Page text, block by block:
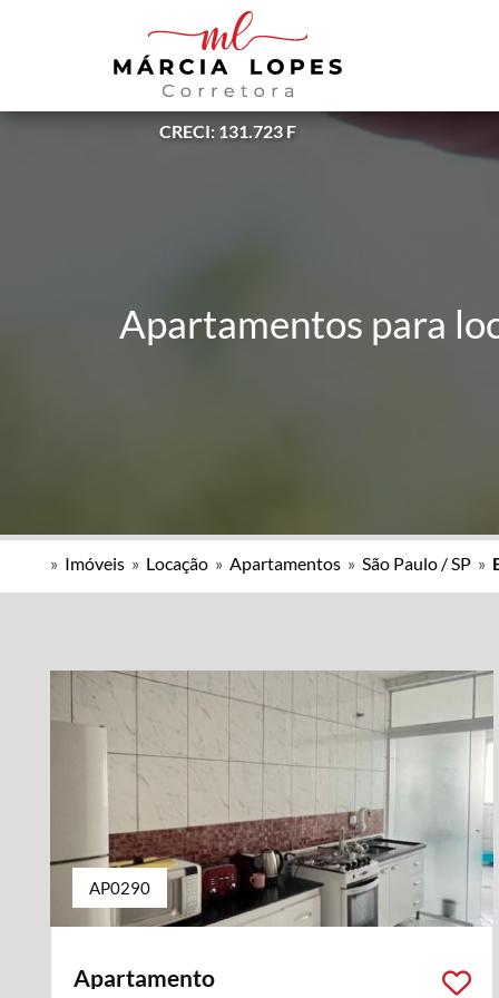
CRECI: 131.723 F
Apartamentos para
» Imóveis » Locação » Apartamentos » São Paulo / SP »
AP0290
Apartamento